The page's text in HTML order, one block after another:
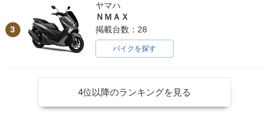
3
ヤマハ
ＮＭＡＸ
掲載台数：28
バイクを探す
4位以降のランキングを見る